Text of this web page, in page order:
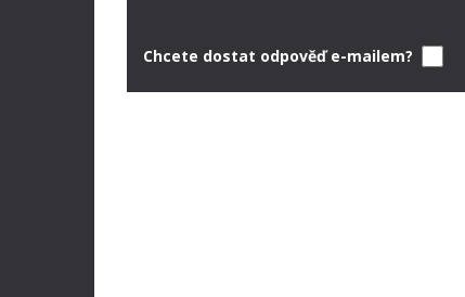
Chcete dostat odpověď e-mailem?